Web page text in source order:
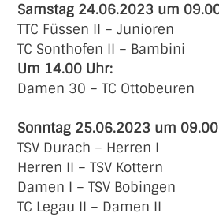
Samstag 24.06.2023 um
TTC Füssen II – Junioren
TC Sonthofen II – Bambini
Um 14.00 Uhr:
Damen 30 – TC Ottobeuren
Sonntag 25.06.2023 um
TSV Durach – Herren I
Herren II – TSV Kottern
Damen I – TSV Bobingen
TC Legau II – Damen II